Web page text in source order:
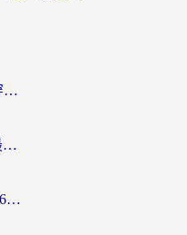
海外党必看：ChickCN和极速穿梭VPN好用吗？3招教你选对回国加速器无缝刷国内资源
斧牛和light哪个好？海外华人最关心的回国加速器选择难题，一篇讲透
在国外怎么用虎牙不卡顿？2026海外华人亲测有效的回国加速器选择指南